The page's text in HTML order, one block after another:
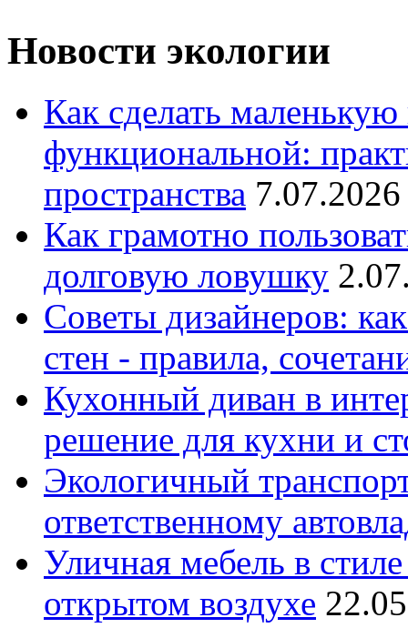
Новости экологии
Как сделать
функциональной:
пространства
Как грамотно
долговую ловушку
Советы дизайнеров:
стен - правила,
Кухонный диван в
решение для кухни и
Экологичный
ответственному
Уличная мебель в
открытом воздухе